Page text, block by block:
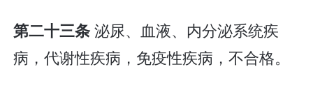
第二十三条泌尿、血液、内分泌系统疾
病，代谢性疾病，免疫性疾病，不合格。